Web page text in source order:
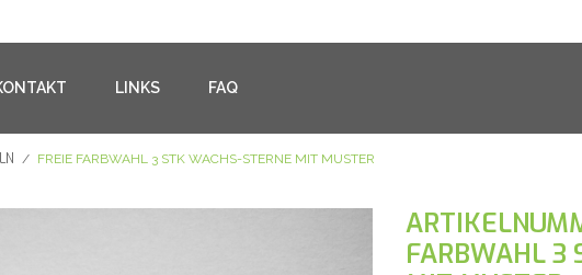
LINKS FAQ
/ FREIE FARBWAHL 3 STK WACHS-STERNE MIT MUSTER
FARBWAHL 3